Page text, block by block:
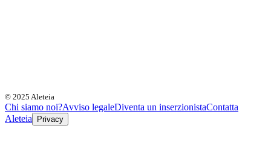
© 2025 Aleteia
Chi siamo noi?Avviso legaleDiventa un inserzionistaContatta
Aleteia
Privacy